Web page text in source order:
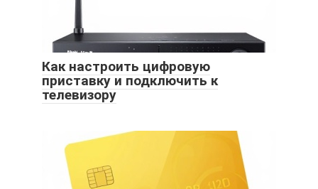
Как настроить цифровую
приставку и подключить к
телевизору